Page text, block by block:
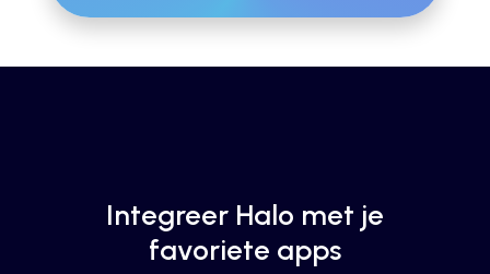
Integreer Halo met je
favoriete apps